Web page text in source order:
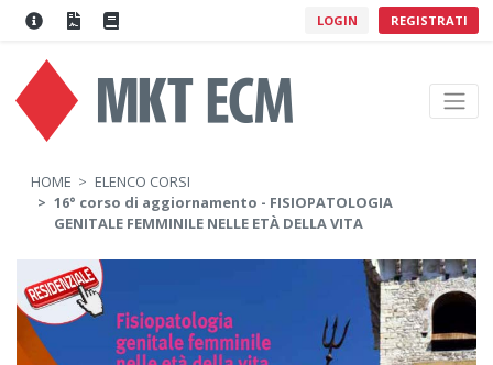
LOGIN REGISTRATI
HOME
ELENCO CORSI
16° corso di aggiornamento - FISIOPATOLOGIA
GENITALE FEMMINILE NELLE ETÀ DELLA VITA